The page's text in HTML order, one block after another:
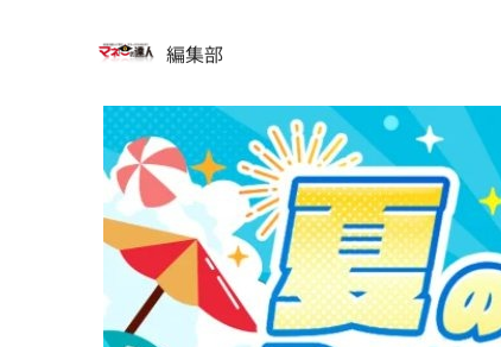
編集部